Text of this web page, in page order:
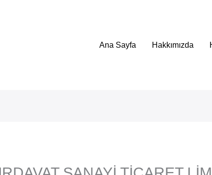
Ana Sayfa Hakkımızda